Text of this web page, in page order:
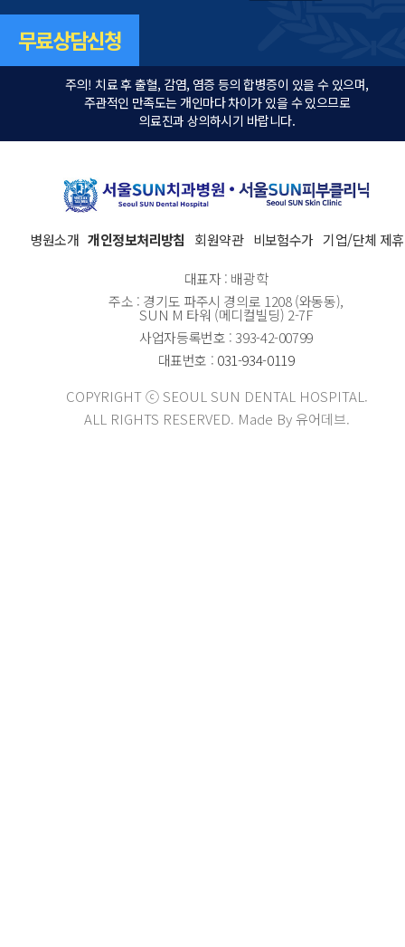
주의! 치료 후 출혈, 감염, 염증 등의 합병증이 있을 수 있으며,
주관적인 만족도는 개인마다 차이가 있을 수 있으므로
의료진과 상의하시기 바랍니다.
병원소개 개인정보처리방침 회원약관 비보험수가 기업/단체 제휴
대표자 : 배광학
주소 : 경기도 파주시 경의로 1208 (와동동),
SUN M 타워 (메디컬빌딩) 2-7F
사업자등록번호 : 393-42-00799
대표번호 : 031-934-0119
COPYRIGHT ⓒ SEOUL SUN DENTAL HOSPITAL.
ALL RIGHTS RESERVED. Made By 유어데브.